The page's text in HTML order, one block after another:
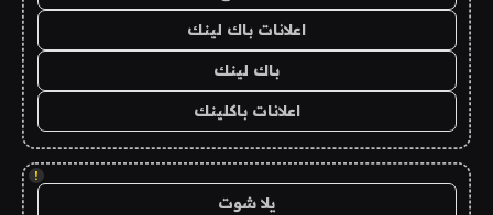
اعلانات باك لينك
باك لينك
اعلانات باكلينك
!
يلا شوت